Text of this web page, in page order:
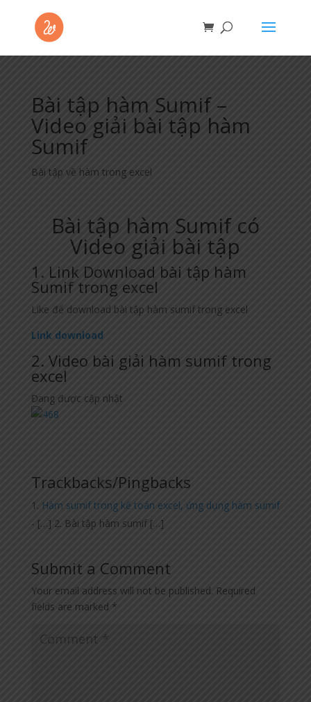
Bài tập hàm Sumif –
Video giải bài tập hàm
Sumif
Bài tập về hàm trong excel
Bài tập hàm Sumif có
Video giải bài tập
1. Link Download bài tập hàm
Sumif trong excel
Like để download bài tập hàm sumif trong excel
Link download
2. Video bài giải hàm sumif trong
excel
Đang được cập nhật
Trackbacks/Pingbacks
Hàm sumif trong kế toán excel, ứng dụng hàm sumif
- […] 2. Bài tập hàm sumif […]
Submit a Comment
Your email address will not be published. Required
fields are marked *